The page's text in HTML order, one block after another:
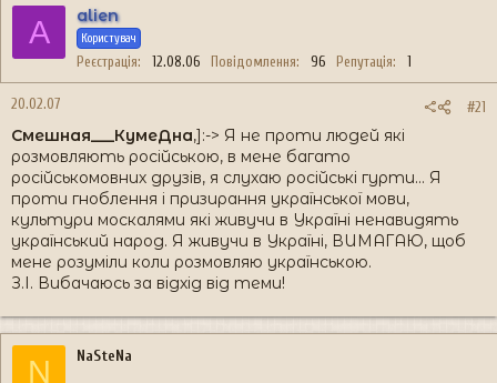
м
и
о
р
е
я
A alien
Користувач
Реєстрація 12.08.06 Повідомлення 96 Репутація 1
20.02.07 #21
Смешная___КумеДна,]:-> Я не проти людей які
розмовляють російською, в мене багато
російськомовних друзів, я слухаю російські гурти... Я
проти гноблення і призирання української мови,
культури москалями які живучи в Україні ненавидять
український народ. Я живучи в Україні, ВИМАГАЮ, щоб
мене розуміли коли розмовляю українською.
З.І. Вибачаюсь за відхід від теми!
N NaSteNa